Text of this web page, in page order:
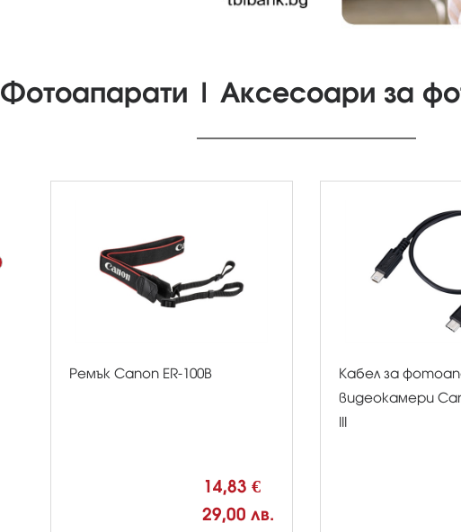
Фотоапарати | Аксесоари за
Ремък Canon ER-100B
14,83 €
29,00 лв.
Кабел за
видеокамери
III